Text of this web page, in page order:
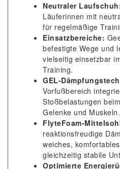
Neutraler
Läuferinnen mit
für regelmäßige
Einsatzbereiche:
befestigte Wege und
vielseitig einsetzbar
Training.
GEL-
Vorfußbereich
Stoßbelastungen
Gelenke und Muskeln.
FlyteFoam-
reaktionsfreudige
weiches,
gleichzeitig stabile
Optimierte